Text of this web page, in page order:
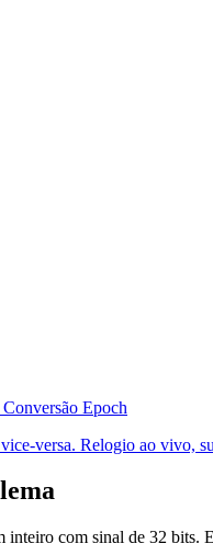
Epoch
versa. Relogio ao vivo,
inteiro com sinal de 32 bits.